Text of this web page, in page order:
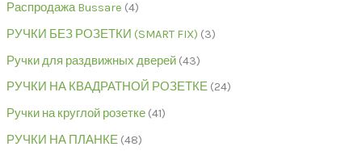
Распродажа Bussare 4
РУЧКИ БЕЗ РОЗЕТКИ (SMART FIX) 3
Ручки для раздвижных дверей 43
РУЧКИ НА КВАДРАТНОЙ РОЗЕТКЕ 24
Ручки на круглой розетке 41
РУЧКИ НА ПЛАНКЕ 48